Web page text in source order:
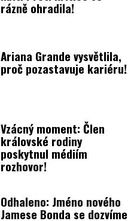
rázně ohradila!
Ariana Grande vysvětlila,
proč pozastavuje kariéru!
Vzácný moment: Člen
královské rodiny
poskytnul médiím
rozhovor!
Odhaleno: Jméno nového
Jamese Bonda se dozvíme